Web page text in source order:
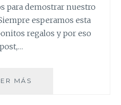
para demostrar nuestro
esperamos esta
regalos y por eso
MÁS